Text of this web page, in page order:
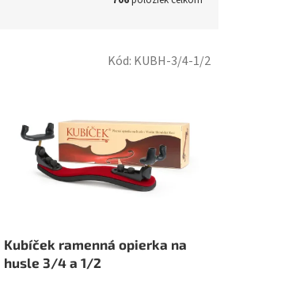
Kubíček ramenná opierka na
husle 3/4 a 1/2
Kód: KUBH-3/4-1/2